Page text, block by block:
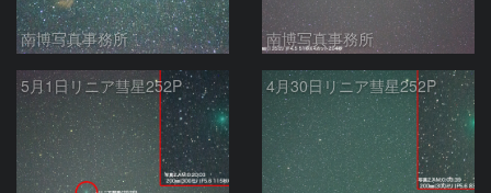
南博写真事務所 南博写真事務所
5月1日リニア彗星252P 4月30日リニア彗星252P